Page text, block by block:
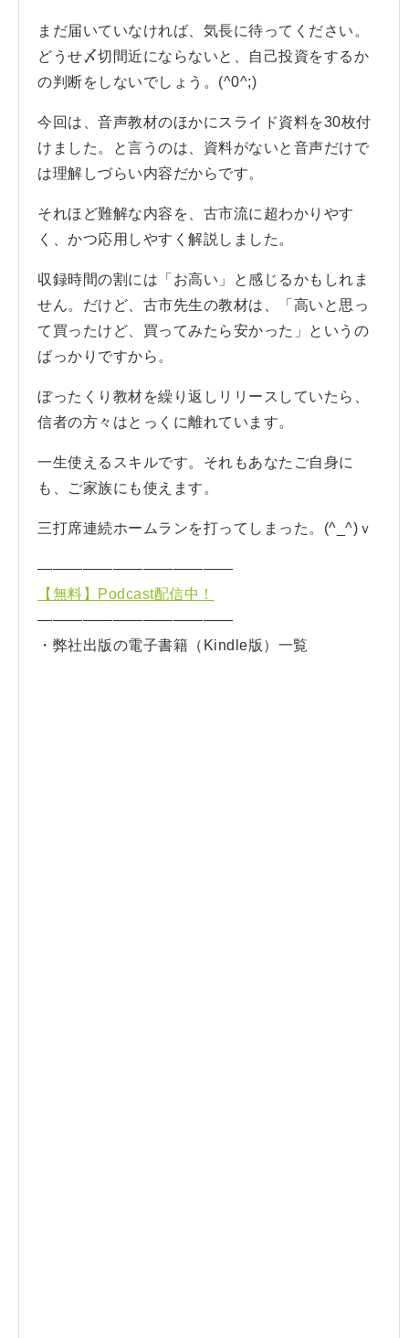
まだ届いていなければ、気長に待ってください。
どうせ〆切間近にならないと、自己投資をするか
の判断をしないでしょう。(^0^;)
今回は、音声教材のほかにスライド資料を30枚付
けました。と言うのは、資料がないと音声だけで
は理解しづらい内容だからです。
それほど難解な内容を、古市流に超わかりやす
く、かつ応用しやすく解説しました。
収録時間の割には「お高い」と感じるかもしれま
せん。だけど、古市先生の教材は、「高いと思っ
て買ったけど、買ってみたら安かった」というの
ばっかりですから。
ぼったくり教材を繰り返しリリースしていたら、
信者の方々はとっくに離れています。
一生使えるスキルです。それもあなたご自身に
も、ご家族にも使えます。
三打席連続ホームランを打ってしまった。(^_^)ｖ
—————————————
【無料】Podcast配信中！
—————————————
・弊社出版の電子書籍（Kindle版）一覧